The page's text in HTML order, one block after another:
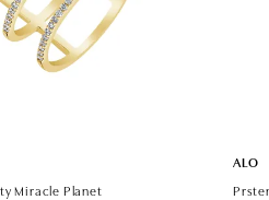
Miracle Planet
ALO